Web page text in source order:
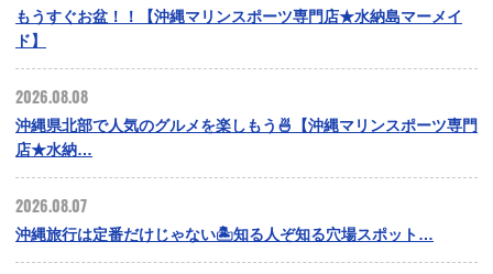
もうすぐお盆！！【沖縄マリンスポーツ専門店★水納島マーメイ
ド】
2026.08.08
沖縄県北部で人気のグルメを楽しもう🍜【沖縄マリンスポーツ専門
店★水納…
2026.08.07
沖縄旅行は定番だけじゃない🏝️知る人ぞ知る穴場スポット…